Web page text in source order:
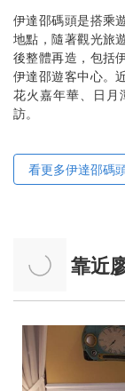
伊達邵碼頭是搭乘
地點，隨著觀光旅
後整體再造，包括
伊達邵遊客中心。
花火嘉年華、日月
訪。
看更多伊達邵碼
靠近